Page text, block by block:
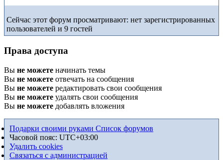
Сейчас этот форум просматривают: нет зарегистрированных
пользователей и 9 гостей
Права доступа
Вы не можете начинать темы
Вы не можете отвечать на сообщения
Вы не можете редактировать свои сообщения
Вы не можете удалять свои сообщения
Вы не можете добавлять вложения
Подарки своими руками Список форумов
Часовой пояс: UTC+03:00
Удалить cookies
Связаться с администрацией